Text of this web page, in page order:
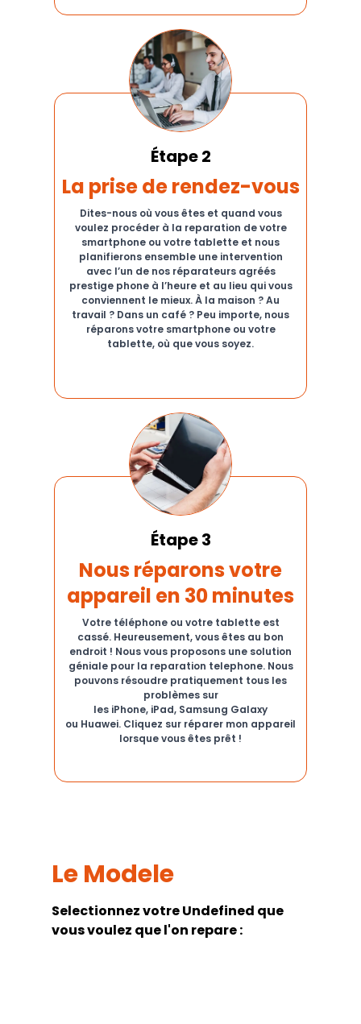
Étape 2
La prise de rendez-vous
Dites-nous où vous êtes et quand vous
voulez procéder à la reparation de votre
smartphone ou votre tablette et nous
planifierons ensemble une intervention
avec l’un de nos réparateurs agréés
prestige phone à l’heure et au lieu qui vous
conviennent le mieux. À la maison ? Au
travail ? Dans un café ? Peu importe, nous
réparons votre smartphone ou votre
tablette, où que vous soyez.
Étape 3
Nous réparons votre
appareil en 30 minutes
Votre téléphone ou votre tablette est
cassé. Heureusement, vous êtes au bon
endroit ! Nous vous proposons une solution
géniale pour la reparation telephone. Nous
pouvons résoudre pratiquement tous les
problèmes sur
les iPhone, iPad, Samsung Galaxy
ou Huawei. Cliquez sur réparer mon appareil
lorsque vous êtes prêt !
Le Modele
Selectionnez votreUndefined que
vous voulez que l'on repare :